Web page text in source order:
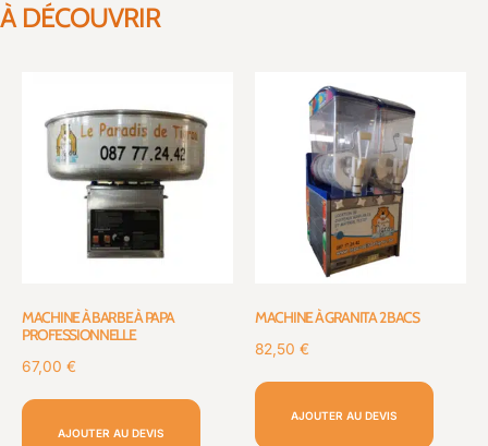
À DÉCOUVRIR
MACHINE À BARBE À PAPA
PROFESSIONNELLE
67,00 €
AJOUTER AU DEVIS
MACHINE À GRANITA 2 BACS
82,50 €
AJOUTER AU DEVIS